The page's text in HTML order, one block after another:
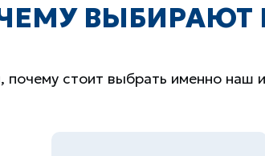
почему стоит выбрать именно наш
ВЫБИРАЮТ